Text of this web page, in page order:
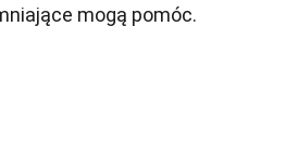
mogą pomóc.